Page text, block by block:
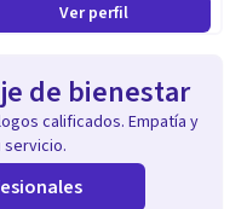
Ver perfil
de bienestar
calificados. Empatía y
servicio.